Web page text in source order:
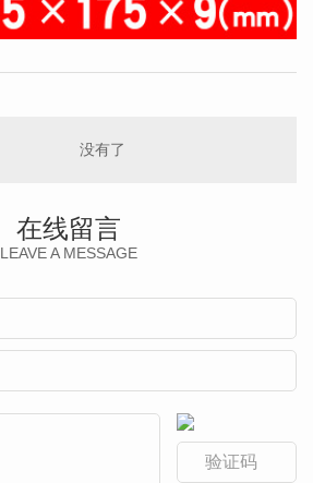
没有了
在线留言
LEAVE A MESSAGE